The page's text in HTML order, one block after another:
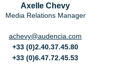
Axelle Chevy
Media Relations Manager
achevy@audencia.com
+33 (0)2.40.37.45.80
+33 (0)6.47.72.45.53